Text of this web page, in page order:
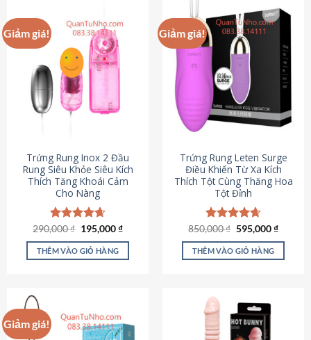
Giảm giá!
Trứng Rung Inox 2 Đầu
Rung Siêu Khỏe Siêu Kích
Thích Tăng Khoái Cảm
Cho Nàng
Được xếp
hạng4.64
5 sao
290,000₫ Giá
là:
290,000 ₫.
195,000₫Giá
tại
THÊM VÀO GIỎ HÀNG
Giảm giá!
Trứng Rung Leten Surge
Điều Khiển Từ Xa Kích
Thích Tột Cùng Thăng Hoa
Tột Đỉnh
Được xếp
hạng4.69
5 sao
850,000₫ Giá
là:
850,000 ₫.
595,000₫Giá
tại
THÊM VÀO GIỎ HÀNG
Giảm giá!